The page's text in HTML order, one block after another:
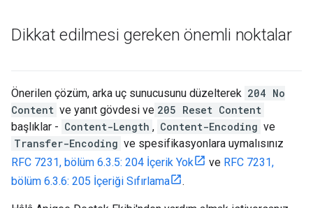
Dikkat edilmesi gereken önemli noktalar
Önerilen çözüm, arka uç sunucusunu düzelterek 204 No
Content ve yanıt gövdesi ve 205 Reset Content
başlıklar - Content-Length , Content-Encoding ve
Transfer-Encoding ve spesifikasyonlara uymalısınız
RFC 7231, bölüm 6.3.5: 204 İçerik Yok
ve RFC 7231,
bölüm 6.3.6: 205 İçeriği Sıfırlama
.